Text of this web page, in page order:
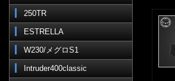
250TR
ESTRELLA
W230/メグロS1
Intruder400classic